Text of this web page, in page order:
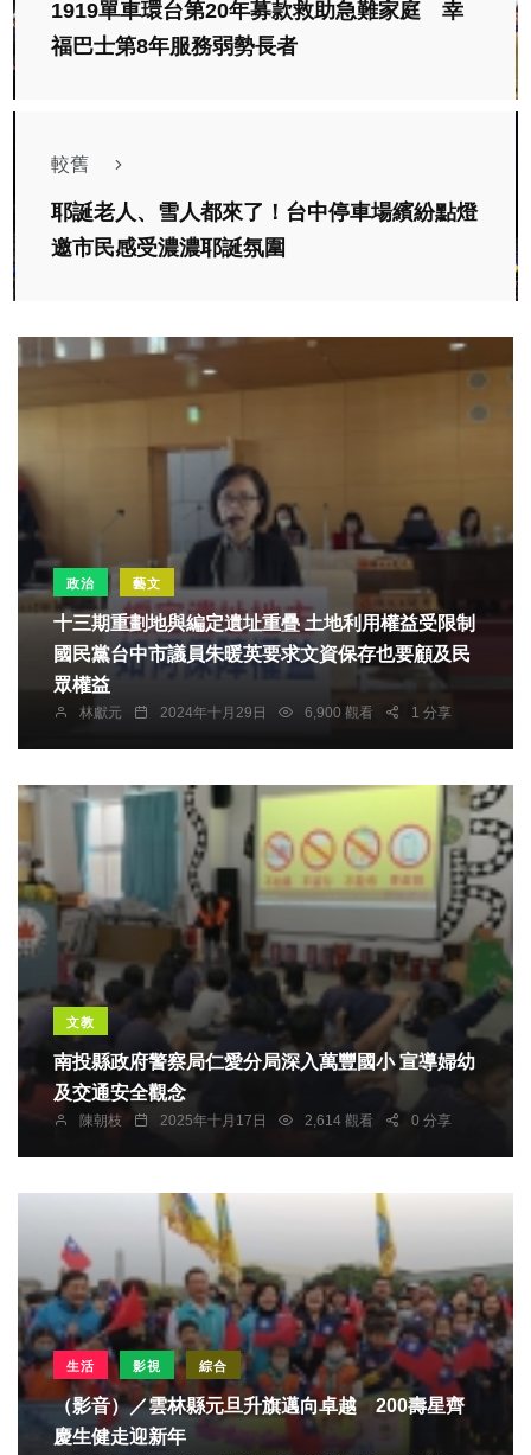
1919單車環台第20年募款救助急難家庭 幸
福巴士第8年服務弱勢長者
較舊
耶誕老人、雪人都來了！台中停車場繽紛點燈
邀市民感受濃濃耶誕氛圍
政治 藝文
十三期重劃地與編定遺址重疊 土地利用權益受限制
國民黨台中市議員朱暖英要求文資保存也要顧及民
眾權益
林獻元 2024年十月29日 6,900 觀看 1 分享
文教
南投縣政府警察局仁愛分局深入萬豐國小 宣導婦幼
及交通安全觀念
陳朝枝 2025年十月17日 2,614 觀看 0 分享
生活 影視 綜合
（影音）／雲林縣元旦升旗邁向卓越 200壽星齊
慶生健走迎新年